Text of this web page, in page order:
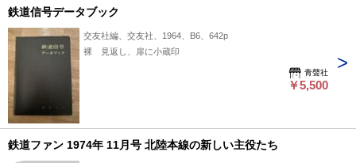
鉄道信号データブック
交友社編、交友社、1964、B6、642p
裸 見返し、扉に小蔵印
青聲社
￥5,500
鉄道ファン 1974年 11月号 北陸本線の新しい主役たち